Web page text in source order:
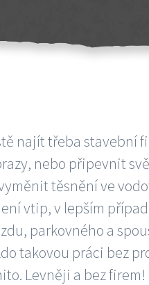
najít třeba stavební
nebo připevnit
těsnění ve
vtip, v lepším
parkovného a
takovou práci bez
Levněji a bez firem!